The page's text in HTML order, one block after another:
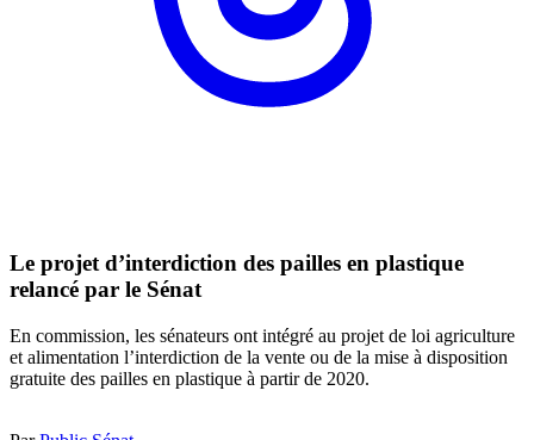
Le projet d’interdiction des pailles en plastique
relancé par le Sénat
En commission, les sénateurs ont intégré au projet de loi agriculture
et alimentation l’interdiction de la vente ou de la mise à disposition
gratuite des pailles en plastique à partir de 2020.